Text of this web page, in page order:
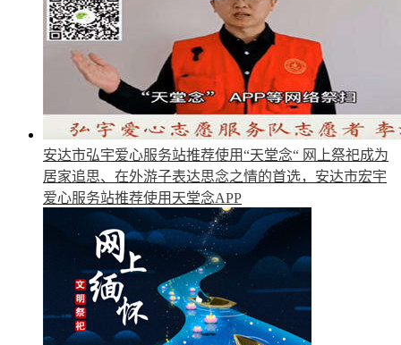
安达市弘宇爱心服务站推荐使用“天堂念“ 网上祭祀成为
居家追思、在外游子表达思念之情的首选，安达市宏宇
爱心服务站推荐使用天堂念APP